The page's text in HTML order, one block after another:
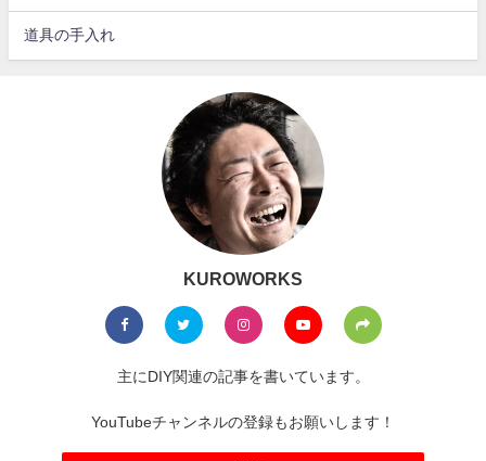
道具の手入れ
KUROWORKS
主にDIY関連の記事を書いています。
YouTubeチャンネルの登録もお願いします！